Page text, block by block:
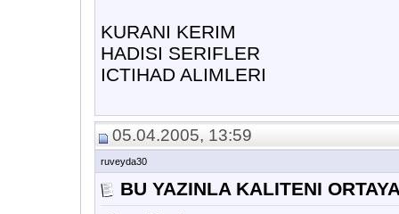
KURANI KERIM
HADISI SERIFLER
ICTIHAD ALIMLERI
05.04.2005, 13:59
ruveyda30
BU YAZINLA KALITENI